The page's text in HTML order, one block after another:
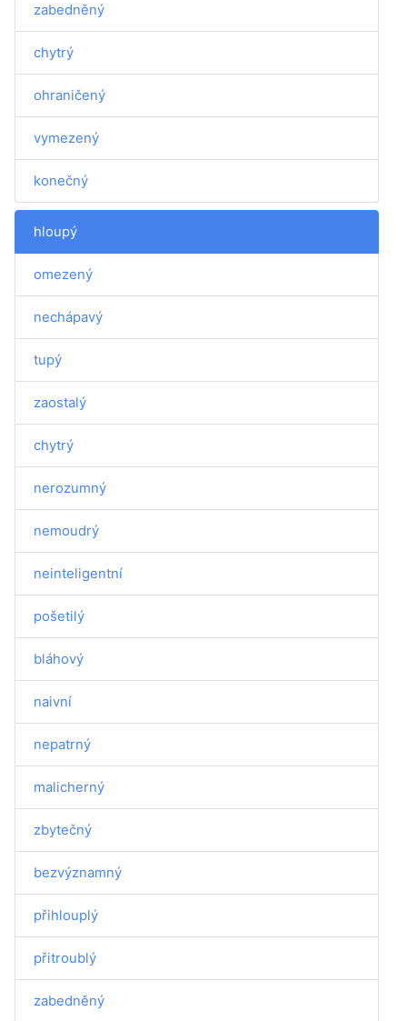
zabedněný
chytrý
ohraničený
vymezený
konečný
hloupý
omezený
nechápavý
tupý
zaostalý
chytrý
nerozumný
nemoudrý
neinteligentní
pošetilý
bláhový
naivní
nepatrný
malicherný
zbytečný
bezvýznamný
přihlouplý
přitroublý
zabedněný